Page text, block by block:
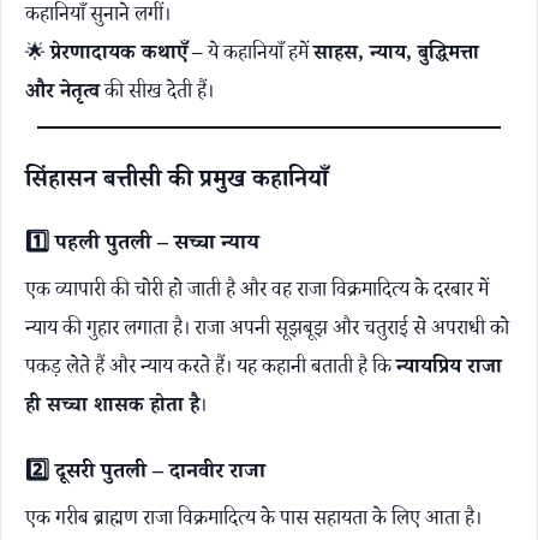
कहानियाँ सुनाने लगीं।
🌟प्रेरणादायक कथाएँ– ये कहानियाँ हमेंसाहस, न्याय, बुद्धिमत्ता
और नेतृत्वकी सीख देती हैं।
सिंहासन बत्तीसी की प्रमुख कहानियाँ
1️⃣ पहली पुतली – सच्चा न्याय
एक व्यापारी की चोरी हो जाती है और वह राजा विक्रमादित्य के दरबार में
न्याय की गुहार लगाता है। राजा अपनी सूझबूझ और चतुराई से अपराधी को
पकड़ लेते हैं और न्याय करते हैं। यह कहानी बताती है किन्यायप्रिय राजा
ही सच्चा शासक होता है।
2️⃣ दूसरी पुतली – दानवीर राजा
एक गरीब ब्राह्मण राजा विक्रमादित्य के पास सहायता के लिए आता है।